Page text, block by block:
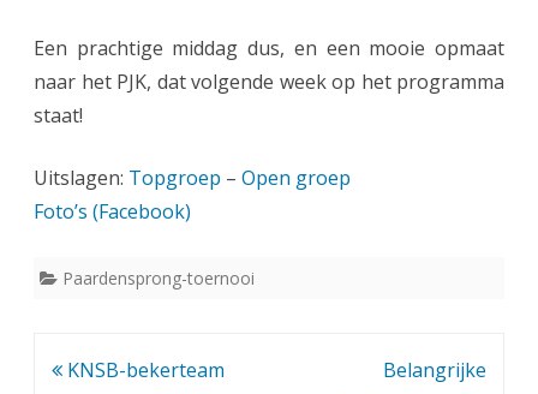
s
Een prachtige middag dus, en een mooie opmaat
naar het PJK, dat volgende week op het programma
staat!
Uitslagen: Topgroep – Open groep
Foto’s (Facebook)
Paardensprong-toernooi
Bericht
KNSB-bekerteam
Belangrijke